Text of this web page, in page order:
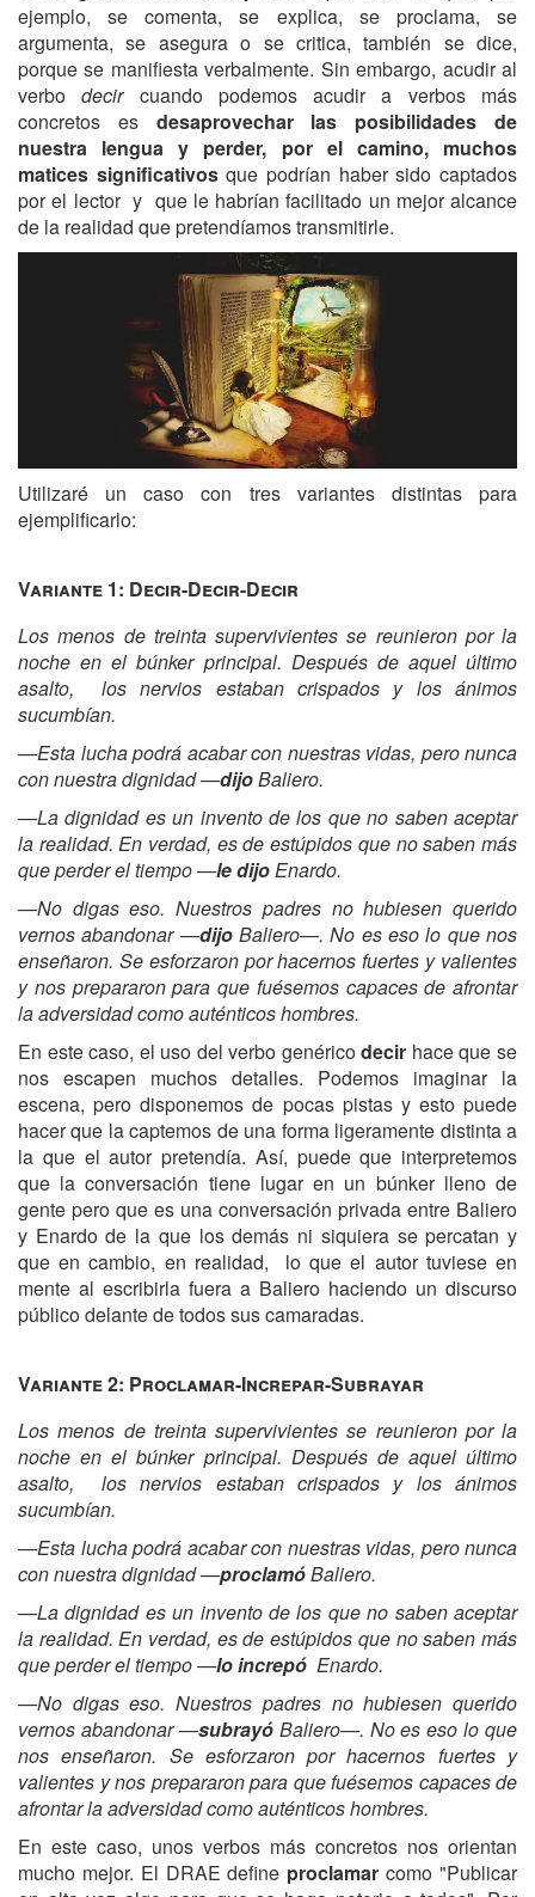
ejemplo, se comenta, se explica, se proclama, se
argumenta, se asegura o se critica, también se dice,
porque se manifiesta verbalmente. Sin embargo, acudir al
verbodecircuando podemos acudir a verbos más
concretos es desaprovechar las posibilidades de
nuestra lengua y perder, por el camino, muchos
matices significativosque podrían haber sido captados
por el lector y que le habrían facilitado un mejor alcance
de la realidad que pretendíamos transmitirle.
Utilizaré un caso con tres variantes distintas para
ejemplificarlo:
Variante 1: Decir-Decir-Decir
Los menos de treinta supervivientes se reunieron por la
noche en elbúnker principal. Después de aquel último
asalto, los nervios estaban crispados y los ánimos
sucumbían.
—Esta lucha podrá acabar con nuestras vidas, pero nunca
con nuestra dignidad —dijoBaliero.
—La dignidad es un invento de los que no saben aceptar
la realidad. En verdad, es de estúpidos que no saben más
que perder el tiempo —le dijo Enardo.
—No digas eso. Nuestros padres no hubiesen querido
vernos abandonar —dijoBaliero—. No es eso lo que nos
enseñaron. Se esforzaron por hacernos fuertes y valientes
y nos prepararon para que fuésemos capaces de afrontar
la adversidad como auténticos hombres.
En este caso, el uso del verbo genéricodecir hace que se
nos escapen muchos detalles. Podemos imaginar la
escena, pero disponemos de pocas pistas y esto puede
hacer que la captemos de una forma ligeramente distinta a
la que el autor pretendía. Así, puede que interpretemos
que la conversación tiene lugar en un búnker lleno de
gente pero que es una conversación privada entre Baliero
y Enardo de la que los demás ni siquiera se percatan y
que en cambio, en realidad, lo que el autor tuviese en
mente al escribirla fuera a Baliero haciendo un discurso
público delante de todos sus camaradas.
Variante 2: Proclamar-Increpar-Subrayar
Los menos de treinta supervivientes se reunieron por la
noche en elbúnker principal. Después de aquel último
asalto, los nervios estaban crispados y los ánimos
sucumbían.
—Esta lucha podrá acabar con nuestras vidas, pero nunca
con nuestra dignidad —proclamóBaliero.
—La dignidad es un invento de los que no saben aceptar
la realidad. En verdad, es de estúpidos que no saben más
que perder el tiempo —lo increpó Enardo.
—No digas eso. Nuestros padres no hubiesen querido
vernos abandonar —subrayóBaliero—. No es eso lo que
nos enseñaron. Se esforzaron por hacernos fuertes y
valientes y nos prepararon para que fuésemos capaces de
afrontar la adversidad como auténticos hombres.
En este caso, unos verbos más concretos nos orientan
mucho mejor. El DRAE define proclamar como "Publicar